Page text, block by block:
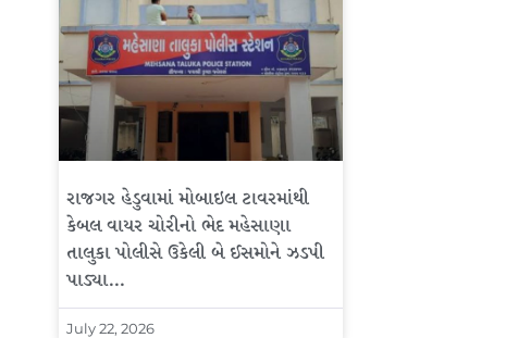
રાજગર હેડુવામાં મોબાઇલ ટાવરમાંથી
કેબલ વાયર ચોરીનો ભેદ મહેસાણા
તાલુકા પોલીસે ઉકેલી બે ઈસમોને ઝડપી
પાડ્યા…
July 22, 2026